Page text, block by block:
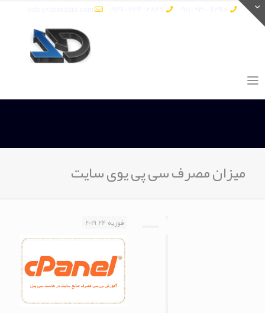
میزان مصرف سی پی یوی سایت
فوریه 24, 2019